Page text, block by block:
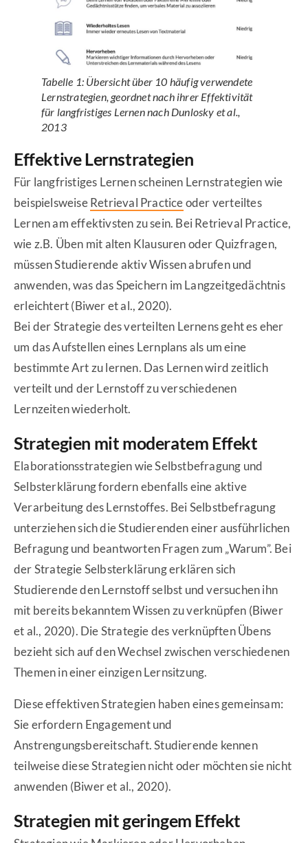
Tabelle 1: Übersicht über 10 häufig verwendete
Lernstrategien, geordnet nach ihrer Effektivität
für langfristiges Lernen nach Dunlosky et al.,
2013
Effektive Lernstrategien
Für langfristiges Lernen scheinen Lernstrategien wie
beispielsweiseRetrieval Practiceoder verteiltes
Lernen am effektivsten zu sein. Bei Retrieval Practice,
wie z.B. Üben mit alten Klausuren oder Quizfragen,
müssen Studierende aktiv Wissen abrufen und
anwenden, was das Speichern im Langzeitgedächtnis
erleichtert (Biwer et al., 2020).
Bei der Strategie des verteilten Lernens geht es eher
um das Aufstellen eines Lernplans als um eine
bestimmte Art zu lernen. Das Lernen wird zeitlich
verteilt und der Lernstoff zu verschiedenen
Lernzeiten wiederholt.
Strategien mit moderatem Effekt
Elaborationsstrategien wie Selbstbefragung und
Selbsterklärung fordern ebenfalls eine aktive
Verarbeitung des Lernstoffes. Bei Selbstbefragung
unterziehen sich die Studierenden einer ausführlichen
Befragung und beantworten Fragen zum „Warum”. Bei
der Strategie Selbsterklärung erklären sich
Studierende den Lernstoff selbst und versuchen ihn
mit bereits bekanntem Wissen zu verknüpfen (Biwer
et al., 2020). Die Strategie des verknüpften Übens
bezieht sich auf den Wechsel zwischen verschiedenen
Themen in einer einzigen Lernsitzung.
Diese effektiven Strategien haben eines gemeinsam:
Sie erfordern Engagement und
Anstrengungsbereitschaft. Studierende kennen
teilweise diese Strategien nicht oder möchten sie nicht
anwenden (Biwer et al., 2020).
Strategien mit geringem Effekt